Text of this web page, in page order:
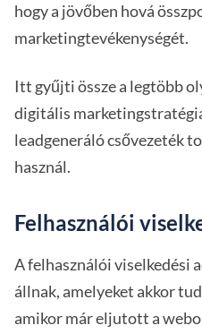
hogy a jövőben hová
marketingtevékenységét.
Itt gyűjti össze a legtöbb
digitális
leadgeneráló csővezeték
használ.
Felhasználói
A felhasználói viselkedési
állnak, amelyeket akkor
amikor már eljutott a